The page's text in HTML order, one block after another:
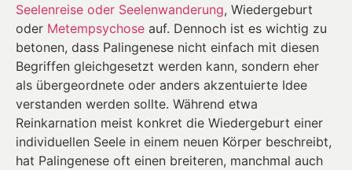
Seelenreise oder Seelenwanderung, Wiedergeburt
oder Metempsychose auf. Dennoch ist es wichtig zu
betonen, dass Palingenese nicht einfach mit diesen
Begriffen gleichgesetzt werden kann, sondern eher
als übergeordnete oder anders akzentuierte Idee
verstanden werden sollte. Während etwa
Reinkarnation meist konkret die Wiedergeburt einer
individuellen Seele in einem neuen Körper beschreibt,
hat Palingenese oft einen breiteren, manchmal auch